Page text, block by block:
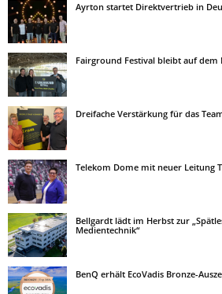
Ayrton startet Direktvertrieb in
Fairground Festival bleibt auf dem
Dreifache Verstärkung für das
Telekom Dome mit neuer Leitung
Bellgardt lädt im Herbst zur
Medientechnik“
BenQ erhält EcoVadis Bronze-